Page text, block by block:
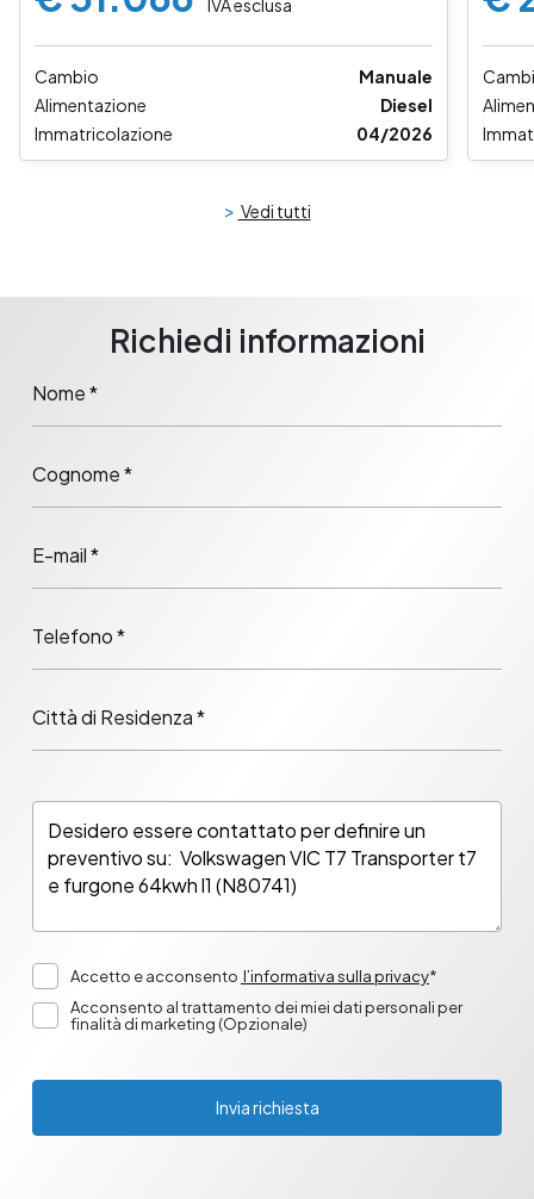
IVA esclusa
Cambio
Manuale
Alimentazione
Diesel
Immatricolazione
04/2026
> Vedi tutti
Richiedi informazioni
Nome *
Cognome *
E-mail *
Telefono *
Città di Residenza *
Accetto e acconsento l’informativa sulla privacy*
Acconsento al trattamento dei miei dati personali per
finalità di marketing (Opzionale)
Invia richiesta